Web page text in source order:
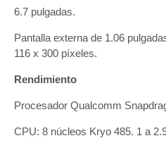
6.7 pulgadas.
Pantalla externa de 1.06
116 x 300 píxeles.
Rendimiento
Procesador Qualcomm
CPU: 8 núcleos Kryo 485. 1 a